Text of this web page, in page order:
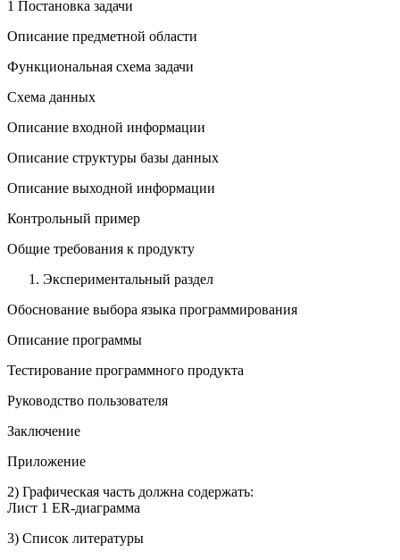
1 Постановка задачи
Описание предметной области
Функциональная схема задачи
Схема данных
Описание входной информации
Описание структуры базы данных
Описание выходной информации
Контрольный пример
Общие требования к продукту
Экспериментальный раздел
Обоснование выбора языка программирования
Описание программы
Тестирование программного продукта
Руководство пользователя
Заключение
Приложение
2) Графическая часть должна содержать:
Лист 1 ER-диаграмма
3) Список литературы